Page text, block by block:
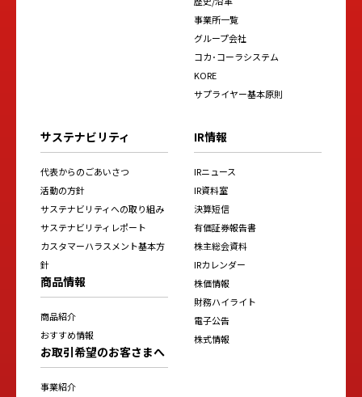
事業所一覧
グループ会社
コカ･コーラシステム
KORE
サプライヤー基本原則
サステナビリティ
代表からのごあいさつ
活動の方針
サステナビリティへの取り組み
サステナビリティレポート
カスタマーハラスメント基本方
針
商品情報
商品紹介
おすすめ情報
お取引希望のお客さまへ
事業紹介
IR情報
IRニュース
IR資料室
決算短信
有価証券報告書
株主総会資料
IRカレンダー
株価情報
財務ハイライト
電子公告
株式情報